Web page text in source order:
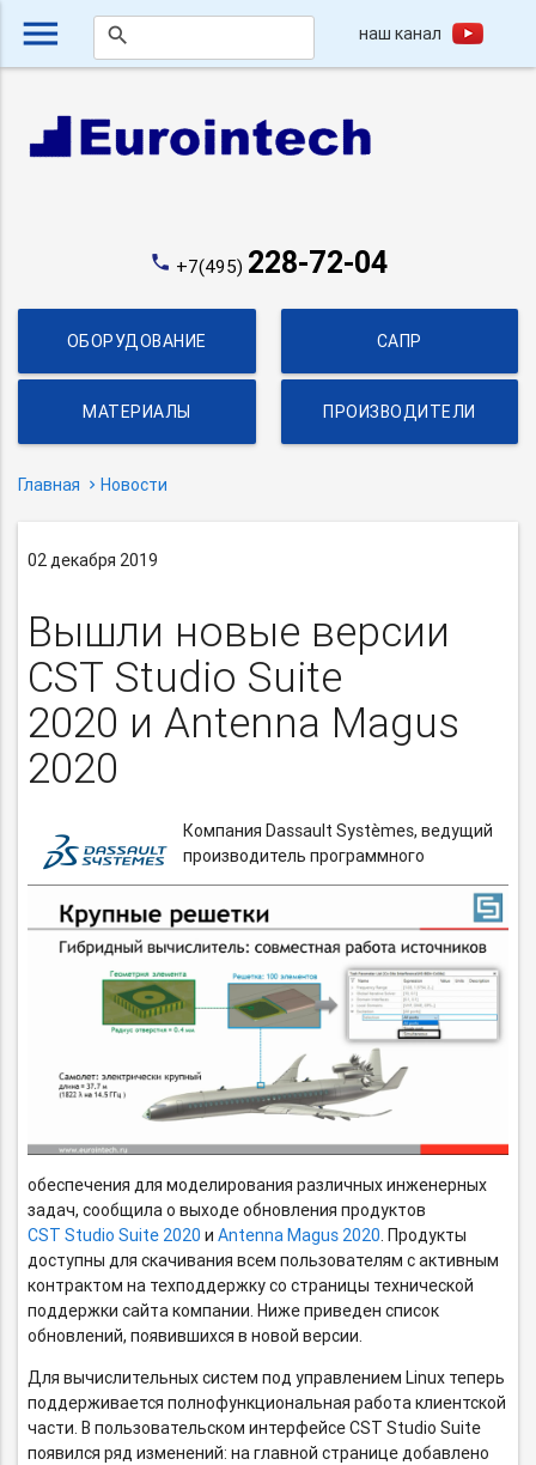
menu search наш канал
phone +7(495) 228-72-04
ОБОРУДОВАНИЕ САПР
МАТЕРИАЛЫ ПРОИЗВОДИТЕЛИ
Главная Новости
02 декабря 2019
Вышли новые версии
CST Studio Suite
2020 и Antenna Magus
2020
Компания Dassault Systèmes, ведущий
производитель программного
обеспечения для моделирования различных инженерных
задач, сообщила о выходе обновления продуктов
CST Studio Suite 2020 иAntenna Magus 2020. Продукты
доступны для скачивания всем пользователям с активным
контрактом на техподдержку со страницы технической
поддержки сайта компании. Ниже приведен список
обновлений, появившихся в новой версии.
Для вычислительных систем под управлением Linux теперь
поддерживается полнофункциональная работа клиентской
части. В пользовательском интерфейсе CST Studio Suite
появился ряд изменений: на главной странице добавлено